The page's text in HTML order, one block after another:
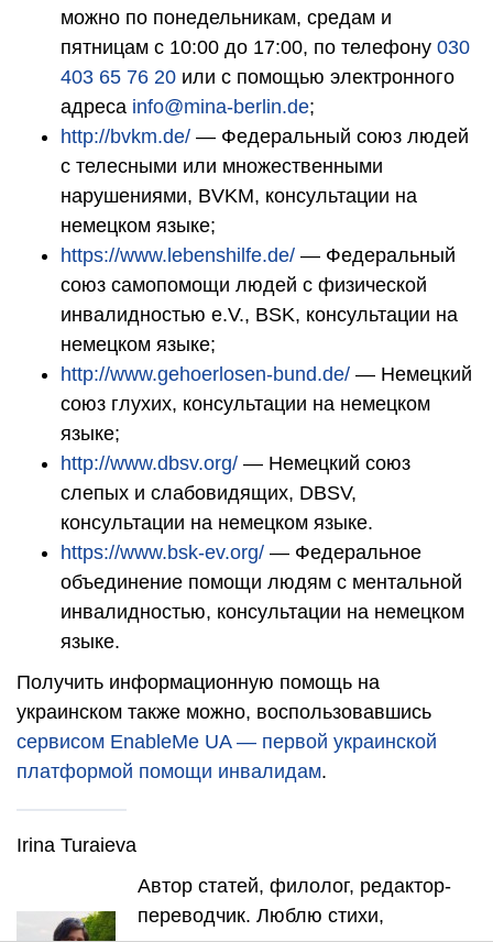
можно по понедельникам, средам и
пятницам с 10:00 до 17:00, по телефону 030
403 65 76 20 или с помощью электронного
адреса info@mina-berlin.de;
http://bvkm.de/ — Федеральный союз людей
с телесными или множественными
нарушениями, BVKM, консультации на
немецком языке;
https://www.lebenshilfe.de/ — Федеральный
союз самопомощи людей с физической
инвалидностью e.V., BSK, консультации на
немецком языке;
http://www.gehoerlosen-bund.de/ — Немецкий
союз глухих, консультации на немецком
языке;
http://www.dbsv.org/ — Немецкий союз
слепых и слабовидящих, DBSV,
консультации на немецком языке.
https://www.bsk-ev.org/ — Федеральное
объединение помощи людям с ментальной
инвалидностью, консультации на немецком
языке.
Получить информационную помощь на
украинском также можно, воспользовавшись
сервисом EnableMe UA — первой украинской
платформой помощи инвалидам.
Irina Turaieva
Автор статей, филолог, редактор-
переводчик. Люблю стихи,